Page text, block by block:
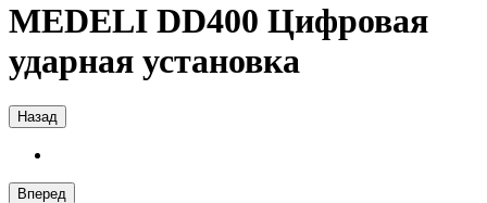
MEDELI DD400 Цифровая
ударная установка
Назад
Вперед